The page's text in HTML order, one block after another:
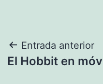
Navegación
de
Entrada anterior
El Hobbit en